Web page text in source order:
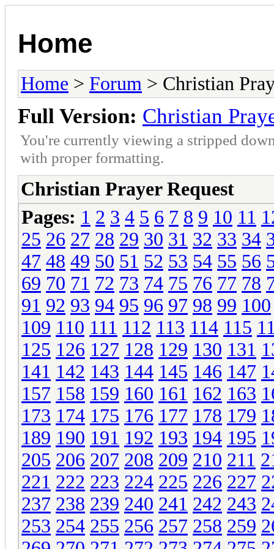
Home
Home > Forum > Christian
Full Version: Christian
You're currently viewing a stripped
with proper formatting.
Christian Prayer Request
Pages: 1 2 3 4 5 6 7 8 9 10 11
25 26 27 28 29 30 31 32 33 34
47 48 49 50 51 52 53 54 55 56
69 70 71 72 73 74 75 76 77 78
91 92 93 94 95 96 97 98 99 100
109 110 111 112 113 114 115
125 126 127 128 129 130 131
141 142 143 144 145 146 147
157 158 159 160 161 162 163
173 174 175 176 177 178 179
189 190 191 192 193 194 195
205 206 207 208 209 210 211
221 222 223 224 225 226 227
237 238 239 240 241 242 243
253 254 255 256 257 258 259